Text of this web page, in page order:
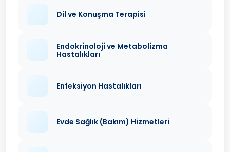
Dil ve Konuşma Terapisi
Endokrinoloji ve Metabolizma
Hastalıkları
Enfeksiyon Hastalıkları
Evde Sağlık (Bakım) Hizmetleri